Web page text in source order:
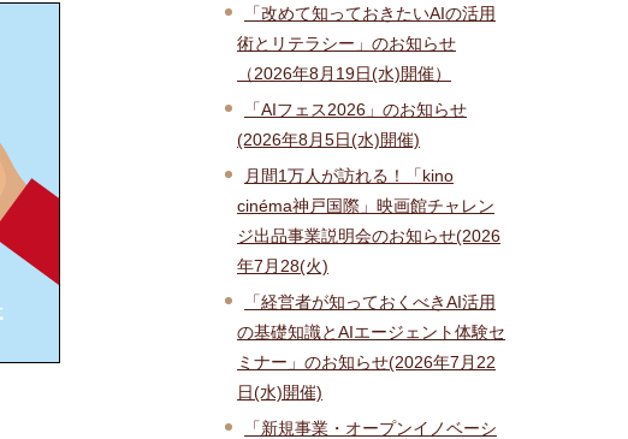
「改めて知っておきたいAIの活用
術とリテラシー」のお知らせ
（2026年8月19日(水)開催）
「AIフェス2026」のお知らせ
(2026年8月5日(水)開催)
月間1万人が訪れる！「kino
cinéma神戸国際」映画館チャレン
ジ出品事業説明会のお知らせ(2026
年7月28(火)
「経営者が知っておくべきAI活用
の基礎知識とAIエージェント体験セ
ミナー」のお知らせ(2026年7月22
日(水)開催)
「新規事業・オープンイノベーシ